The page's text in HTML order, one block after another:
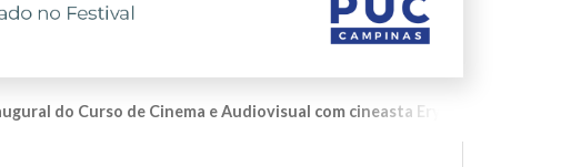
do Curso de Cinema e Audiovisual com cineasta Eryk Rocha